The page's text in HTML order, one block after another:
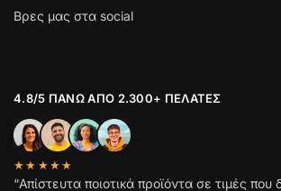
Βρες μας στα social
4.8/5 ΠΆΝΩ ΑΠΌ 2.300+ ΠΕΛΆΤΕΣ
★★★★★
“Απίστευτα ποιοτικά προϊόντα σε τιμές που